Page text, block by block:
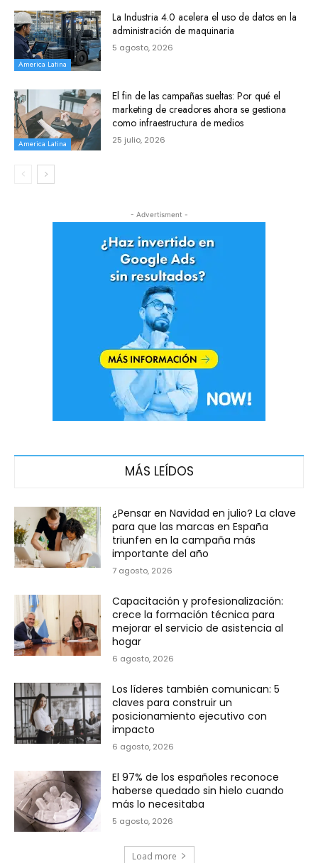
America Latina
La Industria 4.0 acelera el uso de datos en la
administración de maquinaria
5 agosto, 2026
America Latina
El fin de las campañas sueltas: Por qué el
marketing de creadores ahora se gestiona
como infraestructura de medios
25 julio, 2026
- Advertisment -
MÁS LEÍDOS
¿Pensar en Navidad en julio? La clave
para que las marcas en España
triunfen en la campaña más
importante del año
7 agosto, 2026
Capacitación y profesionalización:
crece la formación técnica para
mejorar el servicio de asistencia al
hogar
6 agosto, 2026
Los líderes también comunican: 5
claves para construir un
posicionamiento ejecutivo con
impacto
6 agosto, 2026
El 97% de los españoles reconoce
haberse quedado sin hielo cuando
más lo necesitaba
5 agosto, 2026
Load more